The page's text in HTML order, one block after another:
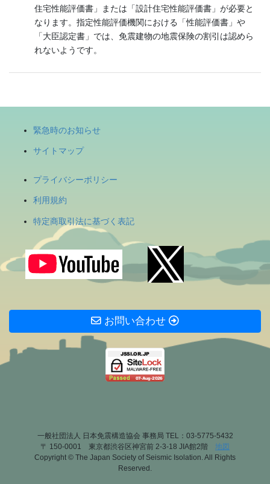
住宅性能評価書」または「設計住宅性能評価書」が必要と
なります。指定性能評価機関における「性能評価書」や
「大臣認定書」では、免震建物の地震保険の割引は認めら
れないようです。
緊急時のお知らせ
サイトマップ
プライバシーポリシー
利用規約
特定商取引法に基づく表記
お問い合わせ
一般社団法人 日本免震構造協会 事務局 TEL：03-5775-5432
〒 150-0001 東京都渋谷区神宮前 2-3-18 JIA館2階 地図
Copyright © The Japan Society of Seismic Isolation. All Rights
Reserved.